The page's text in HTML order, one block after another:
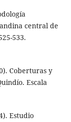
central de
533.
Coberturas y
Escala
Estudio